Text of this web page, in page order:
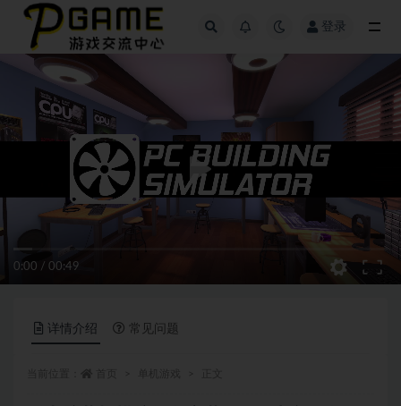
登录
0:00 / 00:49
详情介绍 常见问题
全部